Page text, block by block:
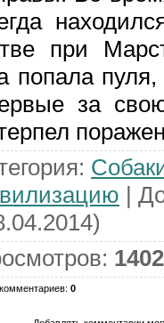
при
попала
за
:
|
: 1402
: 0